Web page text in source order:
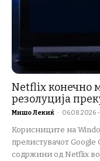
Netflix конечно
резолуција
Мишо Лекиќ - 06.08.2026 -
Корисниците на
прелистувачот
содржини од Netflix во